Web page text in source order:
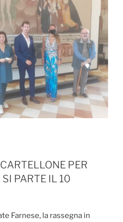
PER
SI PARTE IL 10
Farnese, la rassegna in